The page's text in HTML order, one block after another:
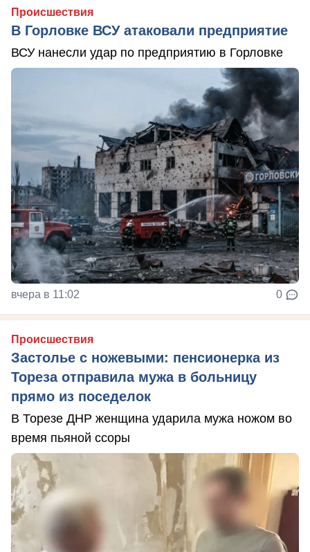
Происшествия
В Горловке ВСУ атаковали предприятие
ВСУ нанесли удар по предприятию в Горловке
вчера в 11:02 0
Происшествия
Застолье с ножевыми: пенсионерка из
Тореза отправила мужа в больницу
прямо из поседелок
В Торезе ДНР женщина ударила мужа ножом во
время пьяной ссоры